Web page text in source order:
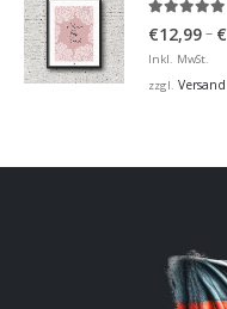
€12,99– €
Inkl. MwSt.
zzgl. Versand